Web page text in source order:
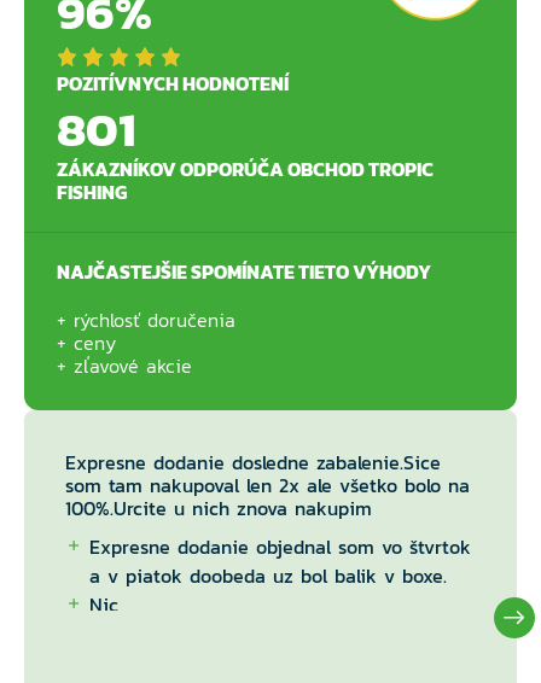
POZITÍVNYCH HODNOTENÍ
801
ZÁKAZNÍKOV ODPORÚČA OBCHOD TROPIC
FISHING
NAJČASTEJŠIE SPOMÍNATE TIETO VÝHODY
rýchlosť doručenia
ceny
zľavové akcie
Expresne dodanie dosledne zabalenie.Sice
som tam nakupoval len 2x ale všetko bolo na
100%.Urcite u nich znova nakupim
Expresne dodanie objednal som vo štvrtok
a v piatok doobeda uz bol balik v boxe.
Nic